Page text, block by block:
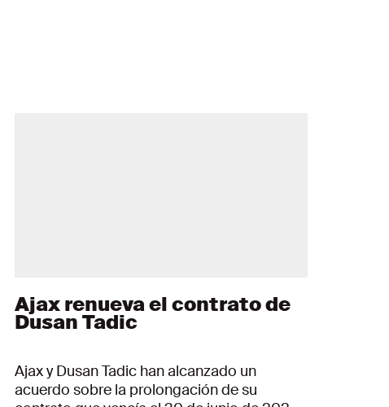
Ajax renueva el contrato de
Dusan Tadic
Ajax y Dusan Tadic han alcanzado un
acuerdo sobre la prolongación de su